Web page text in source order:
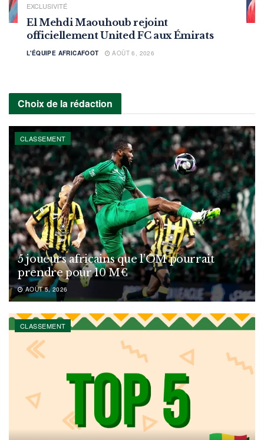
EXCLUSIVITÉ
El Mehdi Maouhoub rejoint
officiellement United FC aux Émirats
L'ÉQUIPE AFRICAFOOT AOÛT 6, 2026
Choix de la rédaction
CLASSEMENT
5 joueurs africains que l’OM pourrait
prendre pour 10 M€
AOÛT 5, 2026
CLASSEMENT